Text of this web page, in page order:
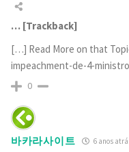
… [Trackback]
[…] Read More on that
impeachment-de-4-
0
바카라사이트 6 anos